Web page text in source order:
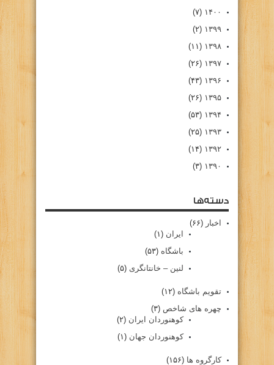
۱۴۰۰ (۷)
۱۳۹۹ (۲)
۱۳۹۸ (۱۱)
۱۳۹۷ (۲۶)
۱۳۹۶ (۴۳)
۱۳۹۵ (۲۶)
۱۳۹۴ (۵۳)
۱۳۹۳ (۲۵)
۱۳۹۲ (۱۴)
۱۳۹۰ (۳)
دسته‌ها
اخبار (۶۶)
ایران (۱)
باشگاه (۵۳)
لنین – خانتانگری (۵)
تقویم باشگاه (۱۲)
چهره های شاخص (۳)
کوهنوردان ایران (۲)
کوهنوردان جهان (۱)
کارگروه ها (۱۵۶)